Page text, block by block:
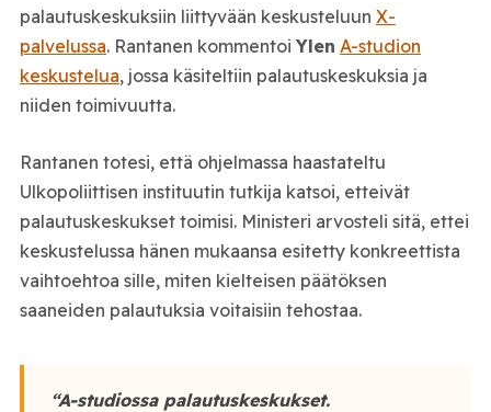
palautuskeskuksiin liittyvään keskusteluun X-
palvelussa. Rantanen kommentoi Ylen A-studion
keskustelua, jossa käsiteltiin palautuskeskuksia ja
niiden toimivuutta.
Rantanen totesi, että ohjelmassa haastateltu
Ulkopoliittisen instituutin tutkija katsoi, etteivät
palautuskeskukset toimisi. Ministeri arvosteli sitä, ettei
keskustelussa hänen mukaansa esitetty konkreettista
vaihtoehtoa sille, miten kielteisen päätöksen
saaneiden palautuksia voitaisiin tehostaa.
“A-studiossa palautuskeskukset.